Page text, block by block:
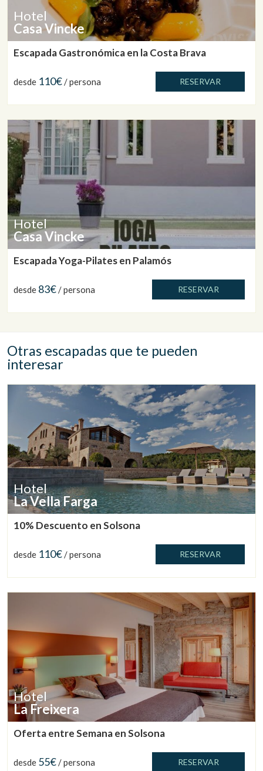
Gestionar mi reserva
Verificar localizador
Hotel
Casa Vincke
Escapada Gastronómica en la Costa Brava
desde 110€/ persona RESERVAR
Hotel
Casa Vincke
Escapada Yoga-Pilates en Palamós
desde 83€/ persona RESERVAR
Otras escapadas que te pueden
interesar
Hotel
La Vella Farga
10% Descuento en Solsona
desde 110€/ persona RESERVAR
Hotel
La Freixera
Oferta entre Semana en Solsona
desde 55€/ persona RESERVAR